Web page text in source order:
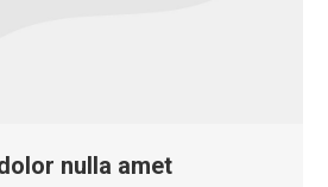
nulla amet